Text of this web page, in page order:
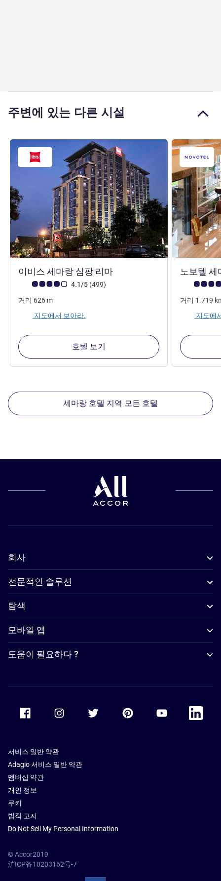
주변에 있는 다른 시설
이비스 세마랑 심팡 리마
고객 평점 (ALL 평가)4.1/5 (499리뷰
)
거리 626 m
지도에서 보아라.
호텔 보기
노보텔
고객 평점
거리 1.719
지도에
세마랑 호텔 지역 모든 호텔
회사
전문적인 솔루션
탐색
모바일 앱
도움이 필요하다 ?
Accor Facebook Accor TwitterAccor PinterestAccor Youtube
Accor
서비스 일반 약관
Adagio 서비스 일반 약관
멤버십 약관
개인 정보
쿠키
법적 고지
Do Not Sell My Personal Information
© Accor2019
沪ICP备10203162号-7